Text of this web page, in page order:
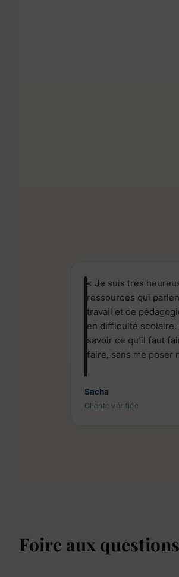
« Je suis très
ressources qui
travail et de
en difficulté scolaire.
savoir ce qu’il faut
faire, sans me poser
Sacha
Cliente vérifiée
Foire aux questions